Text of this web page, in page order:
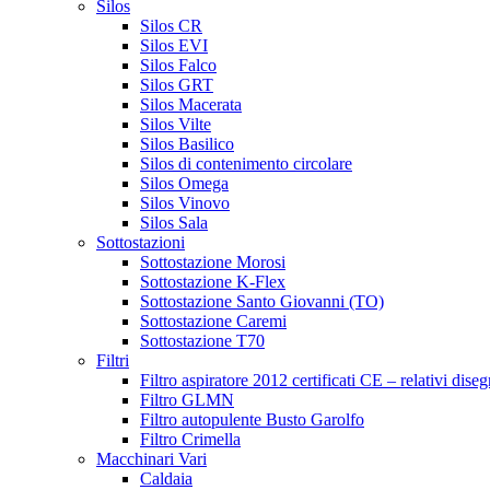
Silos
Silos CR
Silos EVI
Silos Falco
Silos GRT
Silos Macerata
Silos Vilte
Silos Basilico
Silos di contenimento circolare
Silos Omega
Silos Vinovo
Silos Sala
Sottostazioni
Sottostazione Morosi
Sottostazione K-Flex
Sottostazione Santo Giovanni (TO)
Sottostazione Caremi
Sottostazione T70
Filtri
Filtro aspiratore 2012 certificati CE – relativi
Filtro GLMN
Filtro autopulente Busto Garolfo
Filtro Crimella
Macchinari Vari
Caldaia